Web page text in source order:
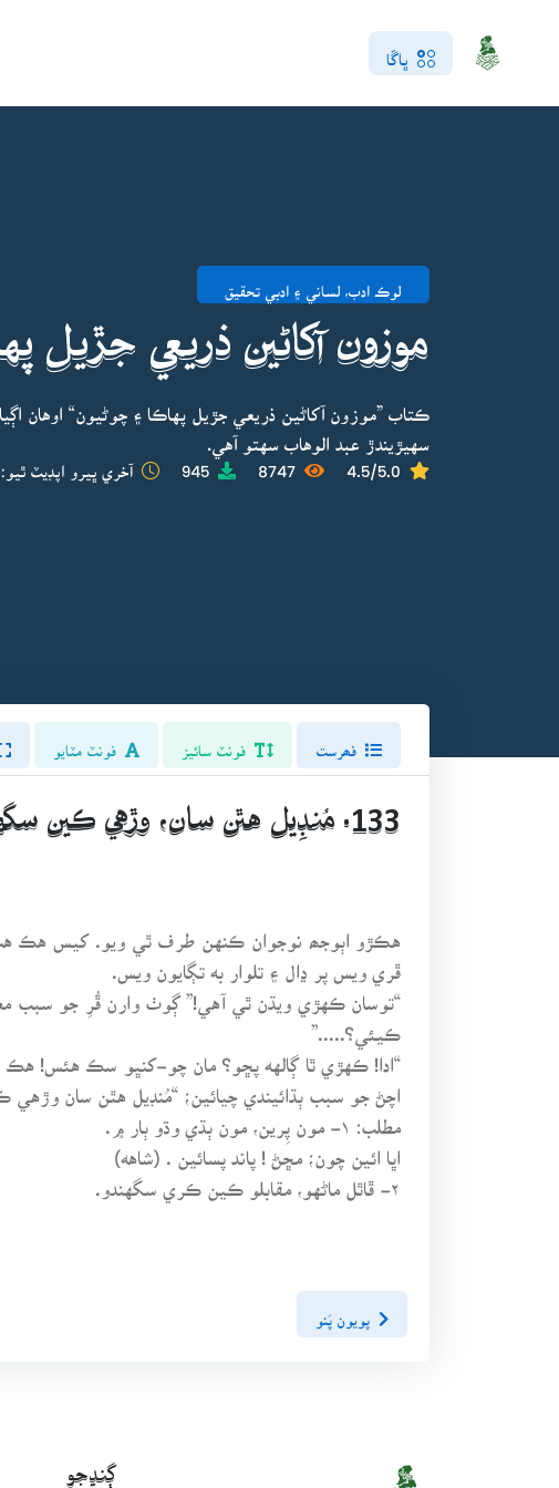
ڀاڱا
لوڪ ادب، لساني ۽ ادبي تحقيق
موزون آکاڻين ذريعي جڙيل
ڪتاب ”موزون آکاڻين ذريعي جڙيل پهاڪا ۽ چوڻيون“
سهيڙيندڙ عبد الوهاب سهتو آهي.
4.5/5.0
8747
945 آخري ڀيرو اپڊيٽ ٿيو:
فونٽ سائيز فونٽ مٽايو
133. مُنڊِيل هٿن سان، وڙهي ڪين سگهبو. (ڪوهستان، پهاڪو)
هڪڙو اٻوجھ نوجوان ڪنهن طرف ٿي ويو. کيس هڪ
ڦري ويس پر ڍال ۽ تلوار به تڳايون ويس.
ڪيئي؟.....”
“ادا! ڪهڙي ٿا ڳالهه پڇو؟ مان چو-کنڀو سڪ هئس! هڪ
اچڻ جو سبب ٻڌائيندي چيائين؛ “مُنڊيل هٿن سان
مطلب: ۱- مون پِرين، مون ٻڌي وڌو ٻار ۾.
اڀا ائين چون؛ مڇڻ ! پاند پسائين . (شاهه)
پويون پَنو
ڳنڍجو